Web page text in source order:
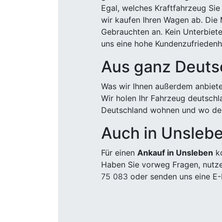
Egal, welches Kraftfahrzeug
wir kaufen Ihren Wagen ab.
Gebrauchten an. Kein
uns eine hohe
Aus ganz
Was wir Ihnen außerdem
Wir holen Ihr Fahrzeug
Deutschland wohnen und wo
Auch in
Für einen Ankauf in Unsleben
Haben Sie vorweg Fragen,
75 083 oder senden uns eine